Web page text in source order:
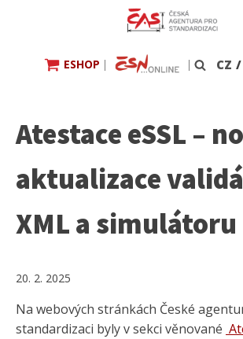
ESHOP | | CZ /
Atestace eSSL –
aktualizace
XML a simulátoru
20. 2. 2025
Na webových stránkách České
standardizaci byly v sekci věnované